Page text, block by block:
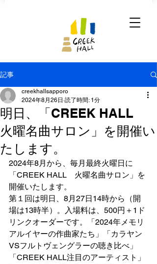
記事
明日、「CREEK HALL
火曜名曲サロン」を開催い
たします。
creekhallsapporo
2024年8月26日 読了時間: 1分
2024年8月から、毎月最終火曜日に
「CREEK HALL　火曜名曲サロン」を
開催いたします。
第１回は明日、8月27日14時から（開
場は13時半）。入場料は、500円＋1ド
リンクオーダーです。「2024年メモリ
アルイヤーの作曲家たち」「カラヤン
VSフルトヴェングラーの聴き比べ」
「CREEK HALL注目のアーティスト」